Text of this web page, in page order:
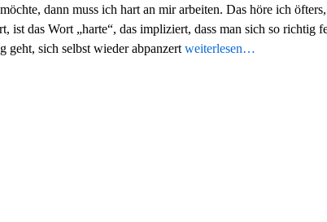
dann muss ich hart an mir arbeiten. Das höre ich
ist das Wort „harte“, das impliziert, dass man sich so richtig
geht, sich selbst wieder abpanzert weiterlesen…